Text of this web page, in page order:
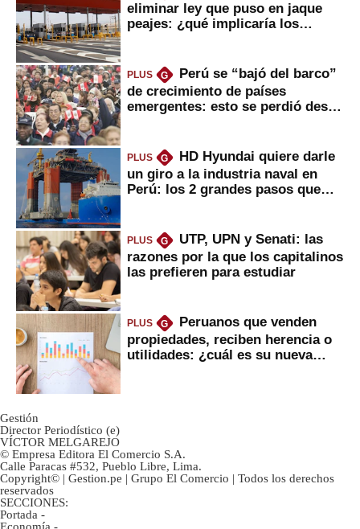
eliminar ley que puso en jaque
peajes: ¿qué implicaría los
PLUS G
Perú se “bajó del barco”
de crecimiento de países
emergentes: esto se perdió desde
PLUS G
HD Hyundai quiere darle
un giro a la industria naval en
Perú: los 2 grandes pasos que
PLUS G
UTP, UPN y Senati: las
razones por la que los capitalinos
las prefieren para estudiar
PLUS G
Peruanos que venden
propiedades, reciben herencia o
utilidades: ¿cuál es su nueva
Gestión
Director Periodístico (e)
VÍCTOR MELGAREJO
© Empresa Editora El Comercio S.A.
Calle Paracas #532, Pueblo Libre, Lima.
Copyright© | Gestion.pe | Grupo El Comercio | Todos los derechos
reservados
SECCIONES:
Portada -